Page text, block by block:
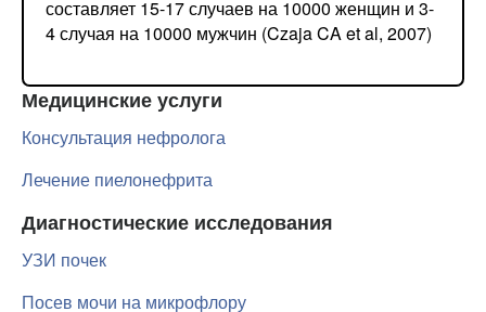
составляет 15-17 случаев на 10000 женщин и 3-
4 случая на 10000 мужчин (Czaja CA et al, 2007)
Медицинские услуги
Консультация нефролога
Лечение пиелонефрита
Диагностические исследования
УЗИ почек
Посев мочи на микрофлору